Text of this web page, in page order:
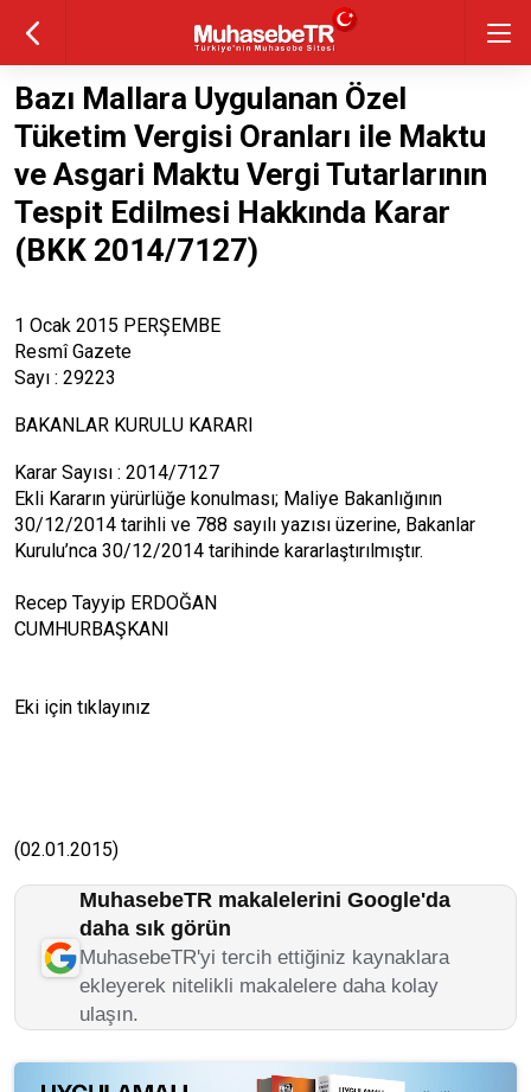
Bazı Mallara Uygulanan Özel
Tüketim Vergisi Oranları ile Maktu
ve Asgari Maktu Vergi Tutarlarının
Tespit Edilmesi Hakkında Karar
(BKK 2014/7127)
1 Ocak 2015 PERŞEMBE
Resmî Gazete
Sayı : 29223
BAKANLAR KURULU KARARI
Karar Sayısı : 2014/7127
Ekli Kararın yürürlüğe konulması; Maliye Bakanlığının
30/12/2014 tarihli ve 788 sayılı yazısı üzerine, Bakanlar
Kurulu’nca 30/12/2014 tarihinde kararlaştırılmıştır.
Recep Tayyip ERDOĞAN
CUMHURBAŞKANI
Eki için tıklayınız
(02.01.2015)
MuhasebeTR makalelerini Google'da
daha sık görün
MuhasebeTR'yi tercih ettiğiniz kaynaklara
ekleyerek nitelikli makalelere daha kolay
ulaşın.